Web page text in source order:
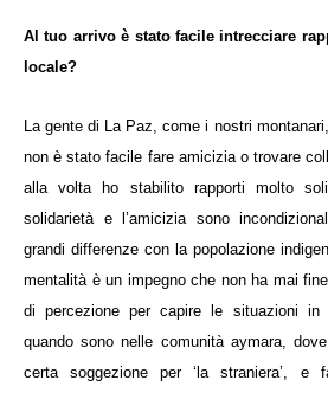
Al tuo arrivo è stato facile intrecciare
locale?
La gente di La Paz, come i nostri
non è stato facile fare amicizia o trovare
alla volta ho stabilito rapporti molto
solidarietà e l’amicizia sono
grandi differenze con la popolazione
mentalità è un impegno che non ha mai
di percezione per capire le situazioni
quando sono nelle comunità aymara,
certa soggezione per ‘la straniera’, e